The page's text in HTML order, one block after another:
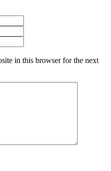
in this browser for the next